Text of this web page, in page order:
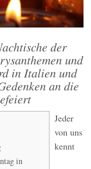
der
und
in Italien und
an die
in
Jeder
von uns
kennt